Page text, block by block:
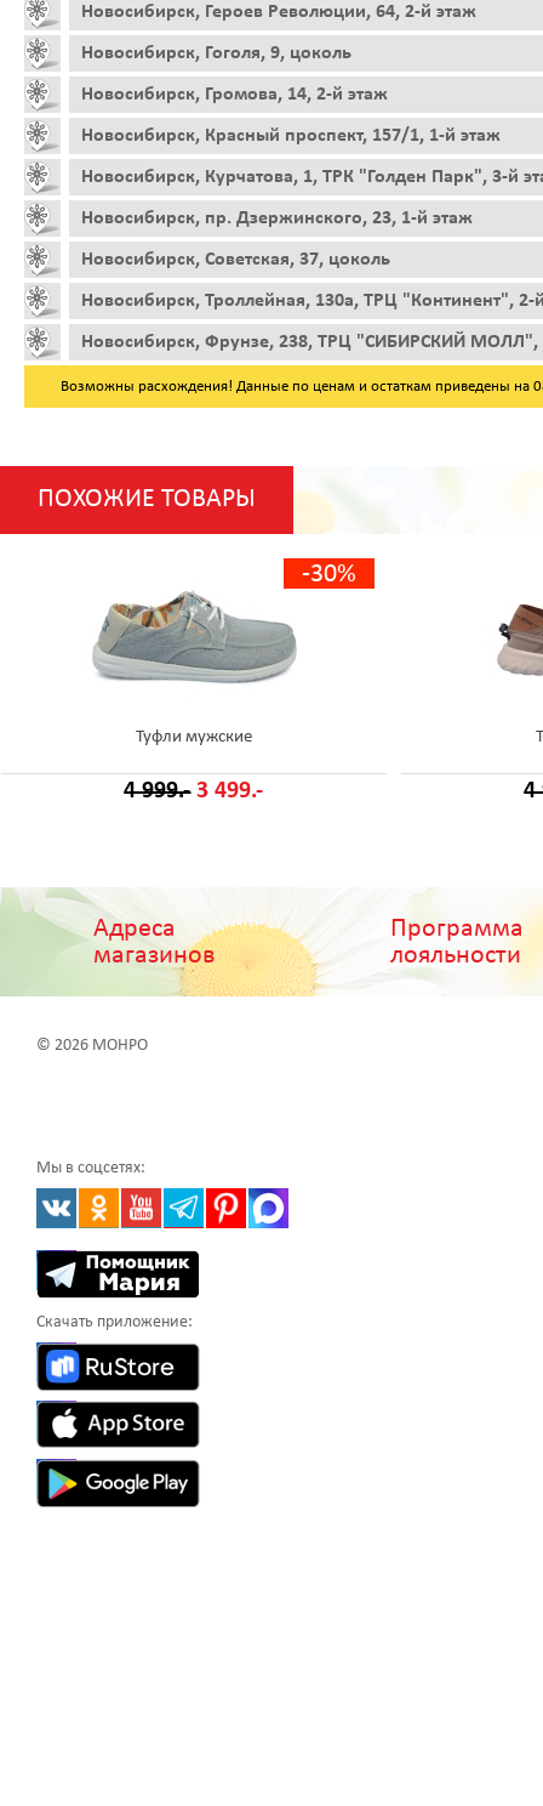
Новосибирск, Героев Революции, 64, 2-й этаж
Новосибирск, Гоголя, 9, цоколь
Новосибирск, Громова, 14, 2-й этаж
Новосибирск, Красный проспект, 157/1, 1-й этаж
Новосибирск, Курчатова, 1, ТРК "Голден Парк", 3-й
Новосибирск, пр. Дзержинского, 23, 1-й этаж
Новосибирск, Советская, 37, цоколь
Новосибирск, Троллейная, 130а, ТРЦ "Континент", 2-
Новосибирск, Фрунзе, 238, ТРЦ "СИБИРСКИЙ МОЛЛ",
Возможны расхождения! Данные по ценам и остаткам приведены на
ПОХОЖИЕ ТОВАРЫ
-30%
Туфли мужские
4 999.- 3 499.- 4
Адреса
магазинов
Программа
лояльности
© 2026 МОНРО
Мы в соцсетях:
Скачать приложение: